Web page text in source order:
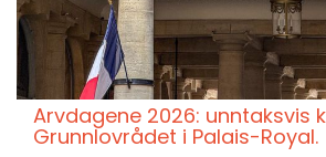
Arvdagene 2026: unntaksvis
Grunnlovrådet i Palais-Royal.